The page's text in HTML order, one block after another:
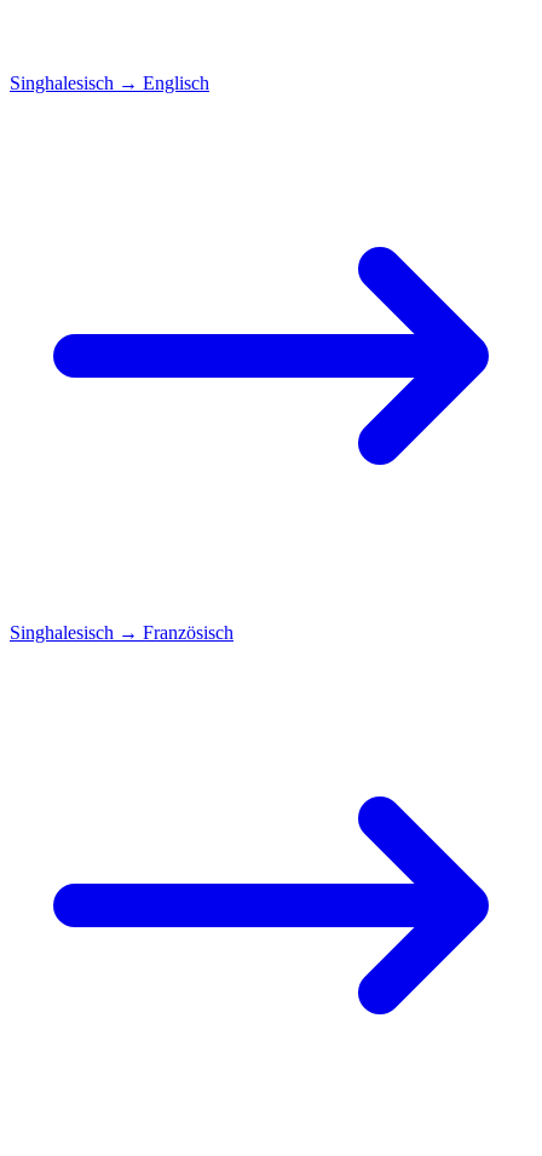
Singhalesisch → Englisch
Singhalesisch → Französisch